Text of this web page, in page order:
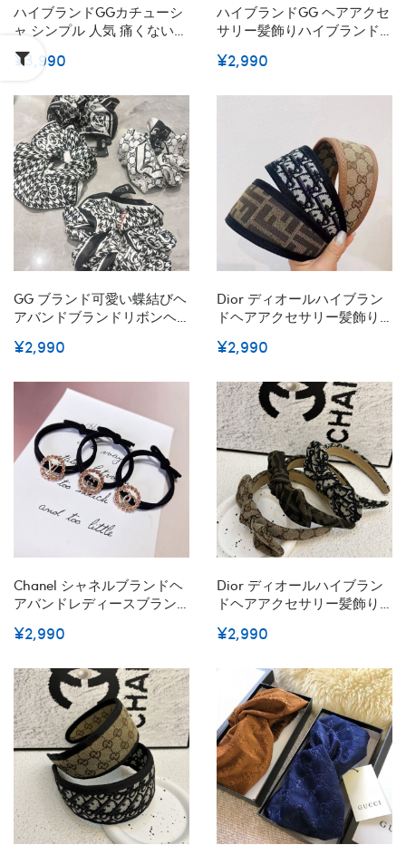
ハイブランドGGカチューシ
ャ シンプル 人気 痛くない
幅広 Ggカチューシャ ワイド
プリーツ パーティー ヘアア
アバンド シンプル ワイド 幅
¥3,990
ハイブランドGG ヘアアクセ
サリー髪飾りハイブランド
ギフト 誕生日 プレゼント 大
ランドグッチヘアゴム 髪飾
¥2,990
GG ブランド可愛い蝶結びヘ
アバンドブランドリボンヘ
クリップ髪アレンジかわい
¥2,990
Dior ディオールハイブラン
ドヘアアクセサリー髪飾り
レディースブランド可愛い
ヘアピンハイブランド
¥2,990
Chanel シャネルブランドヘ
アバンドレディースブラン
ブランドリボンヘアゴム女
在感抜群
¥2,990
Dior ディオールハイブラン
ドヘアアクセサリー髪飾り
ブランドカチューシャ髪ア
ンハイブランド
¥2,990